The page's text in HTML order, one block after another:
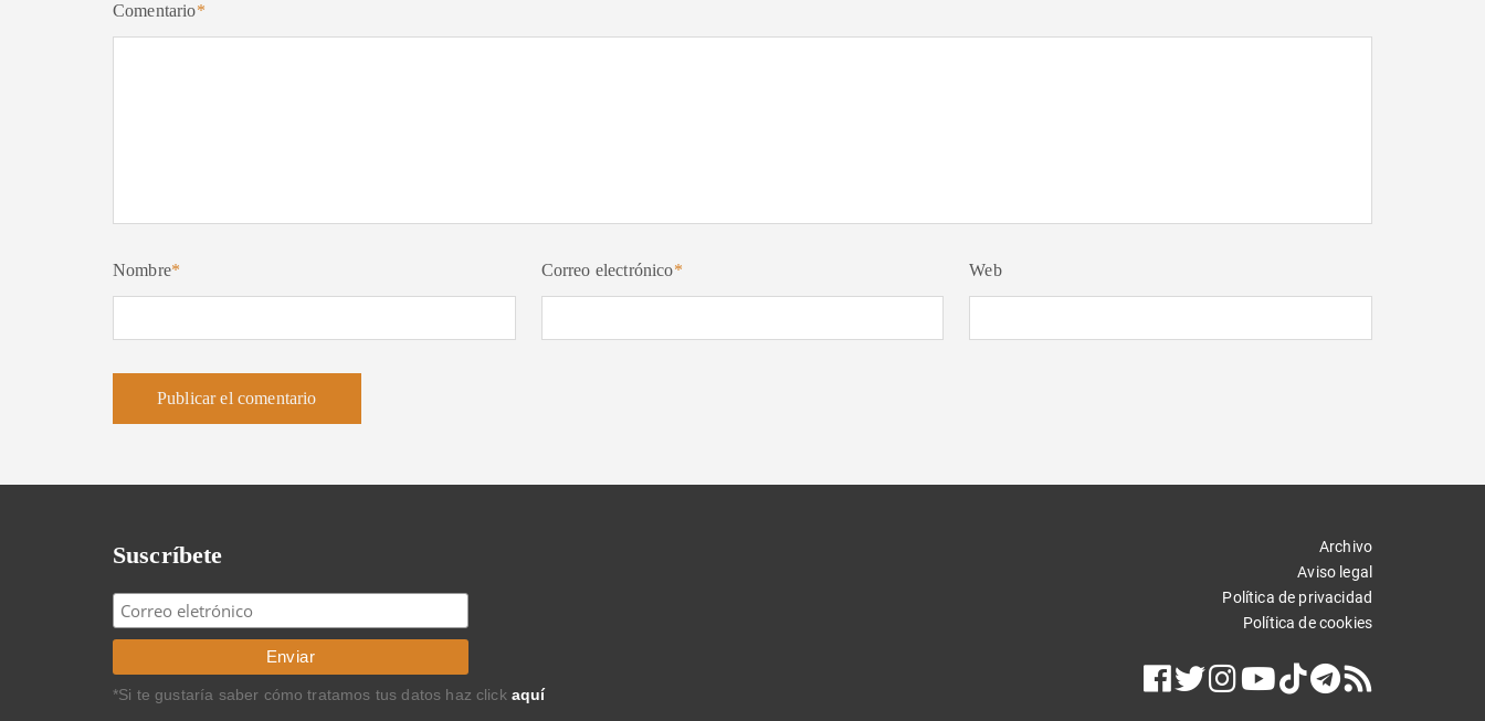
Comentario*
Nombre* Correo electrónico* Web
Suscríbete
*Si te gustaría saber cómo tratamos tus datos haz click aquí
Archivo
Aviso legal
Política de privacidad
Política de cookies